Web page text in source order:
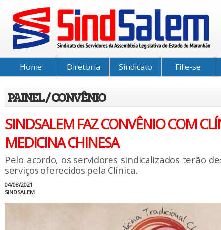
Home Diretoria Sindicato Filie-se
PAINEL / CONVÊNIO
SINDSALEM FAZ CONVÊNIO COM
MEDICINA CHINESA
Pelo acordo, os servidores sindicalizados terão
serviços oferecidos pela Clínica.
04/08/2021
SINDSALEM